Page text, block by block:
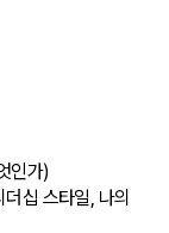
인가)
십 스타일, 나의